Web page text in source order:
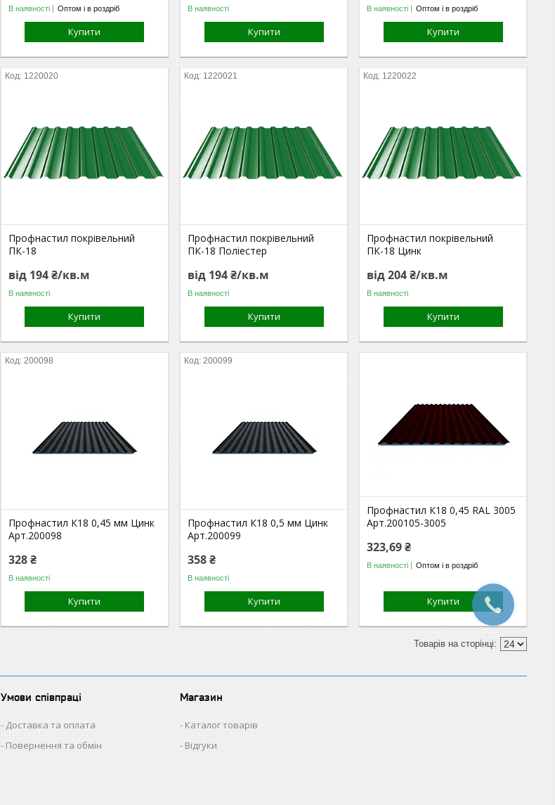
В наявності Оптом і в роздріб
Купити
В наявності
Купити
В наявності Оптом і в роздріб
Купити
1220020
Профнастил покрівельний
ПК-18
від 194 ₴/кв.м
В наявності
Купити
1220021
Профнастил покрівельний
ПК-18 Поліестер
від 194 ₴/кв.м
В наявності
Купити
1220022
Профнастил покрівельний
ПК-18 Цинк
від 204 ₴/кв.м
В наявності
Купити
200098
Профнастил К18 0,45 мм Цинк
Арт.200098
328 ₴
В наявності
Купити
200099
Профнастил К18 0,5 мм Цинк
Арт.200099
358 ₴
В наявності
Купити
Профнастил К18 0,45 RAL 3005
Арт.200105-3005
323,69 ₴
В наявності Оптом і в роздріб
Купити
Умови співпраці
Доставка та оплата
Повернення та обмін
Магазин
Каталог товарів
Відгуки